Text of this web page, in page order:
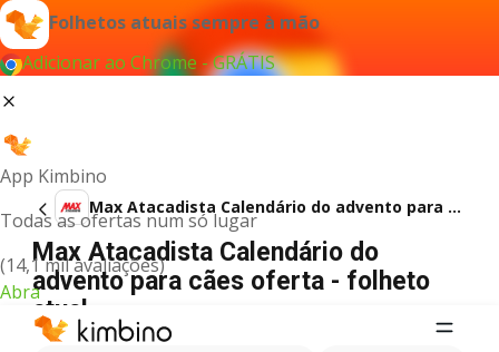
Folhetos atuais sempre à mão
Adicionar ao Chrome - GRÁTIS
App Kimbino
Todas as ofertas num só lugar
(14,1 mil avaliações)
Abra
Max Atacadista Calendário do advento para cães
Max Atacadista Calendário do
advento para cães oferta - folheto
atual
Não foi possível encontrar quaisquer resultados